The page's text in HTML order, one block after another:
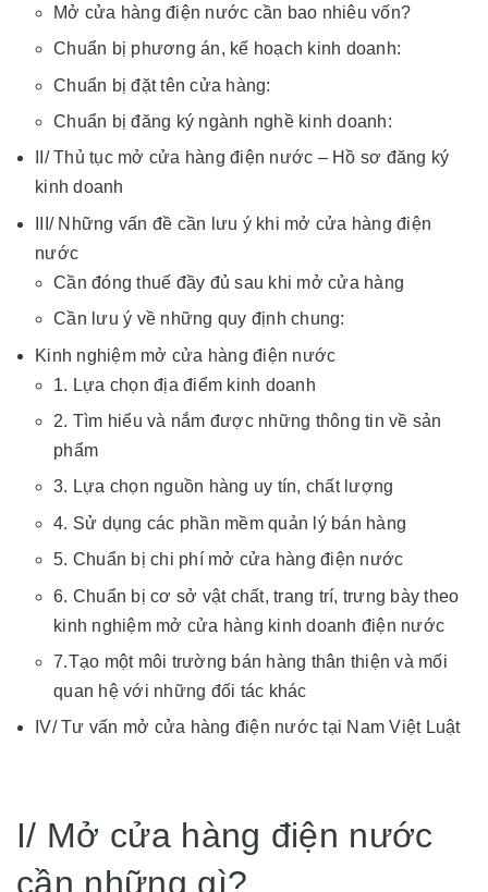
Mở cửa hàng điện nước cần bao nhiêu vốn?
Chuẩn bị phương án, kế hoạch kinh doanh:
Chuẩn bị đặt tên cửa hàng:
Chuẩn bị đăng ký ngành nghề kinh doanh:
II/ Thủ tục mở cửa hàng điện nước – Hồ sơ đăng ký
kinh doanh
III/ Những vấn đề cần lưu ý khi mở cửa hàng điện
nước
Cần đóng thuế đầy đủ sau khi mở cửa hàng
Cần lưu ý về những quy định chung:
Kinh nghiệm mở cửa hàng điện nước
1. Lựa chọn địa điểm kinh doanh
2. Tìm hiểu và nắm được những thông tin về sản
phẩm
3. Lựa chọn nguồn hàng uy tín, chất lượng
4. Sử dụng các phần mềm quản lý bán hàng
5. Chuẩn bị chi phí mở cửa hàng điện nước
6. Chuẩn bị cơ sở vật chất, trang trí, trưng bày theo
kinh nghiệm mở cửa hàng kinh doanh điện nước
7.Tạo một môi trường bán hàng thân thiện và mối
quan hệ với những đối tác khác
IV/ Tư vấn mở cửa hàng điện nước tại Nam Việt Luật
I/ Mở cửa hàng điện nước
cần những gì?